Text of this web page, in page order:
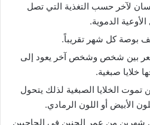
لآخر حسب التغذية التي تصل
الدموية.
بوصة كل شهر تقريباً.
بين شخص وشخص آخر يعود إلى
خلايا صبغية.
تموت الخلايا الصبغية لذلك يتحول
الأبيض أو اللون الرمادي.
شهرين من عمر الجنين في الحاجبين